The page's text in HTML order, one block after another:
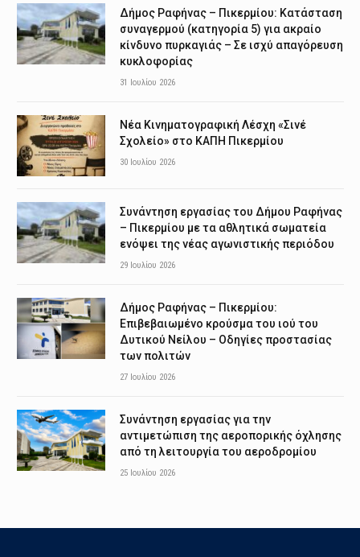
Δήμος Ραφήνας – Πικερμίου: Κατάσταση
συναγερμού (κατηγορία 5) για ακραίο
κίνδυνο πυρκαγιάς – Σε ισχύ απαγόρευση
κυκλοφορίας
31 Ιουλίου 2026
Νέα Κινηματογραφική Λέσχη «Σινέ
Σχολείο» στο ΚΑΠΗ Πικερμίου
30 Ιουλίου 2026
Συνάντηση εργασίας του Δήμου Ραφήνας
– Πικερμίου με τα αθλητικά σωματεία
ενόψει της νέας αγωνιστικής περιόδου
29 Ιουλίου 2026
Δήμος Ραφήνας – Πικερμίου:
Επιβεβαιωμένο κρούσμα του ιού του
Δυτικού Νείλου – Οδηγίες προστασίας
των πολιτών
27 Ιουλίου 2026
Συνάντηση εργασίας για την
αντιμετώπιση της αεροπορικής όχλησης
από τη λειτουργία του αεροδρομίου
25 Ιουλίου 2026